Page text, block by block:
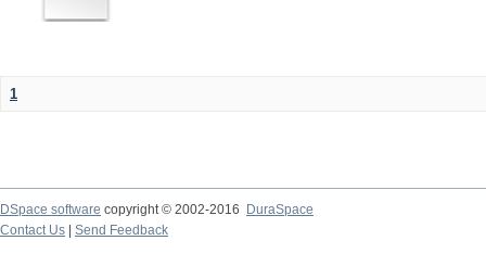
1
DSpace software copyright © 2002-2016
DuraSpace
Contact Us
Send Feedback